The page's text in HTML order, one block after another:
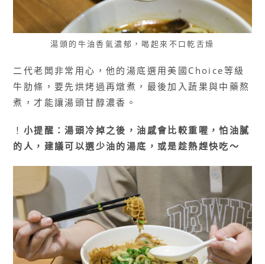
湯頭的牛油香氣濃郁，喝起來不口乾舌燥
二代老闆非常用心，他的湯底選用美國Choice等級
牛肋條，要先烘烤過再燉煮，最後加入蔬果與中藥熬
煮，才能讓湯頭甘醇濃香。
！ 小提醒：湯頭冷掉之後，油感會比較重喔，怕油膩
的人，建議可以選少油的湯底，或是趁熱趕快吃～